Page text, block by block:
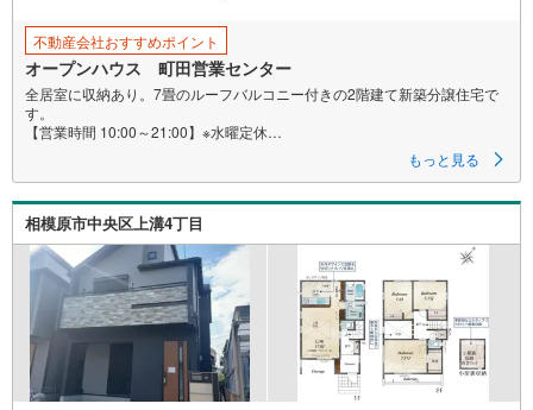
不動産会社おすすめポイント
オープンハウス 町田営業センター
全居室に収納あり。7畳のルーフバルコニー付きの2階建て新築分譲住宅で
す。
【営業時間 10:00～21:00】※水曜定休
上記時間はお電話が繋がりやすくなっております。ぜひお気軽にご連絡く
現地を見学される場合は「室内・現地を見学する（無料）」ボタンより
ご希望の日時をご記入いただけますとスムーズにご案内が可能です。
◎現地のご案内について
・平日や夜遅い時間帯もご案内が可能 ※定休日を除く
・経験豊富なスタッフが物件詳細を丁寧にご説明いたします。
・車でご自宅や最寄り駅等、ご指定の場所まで送迎します。
・チャイルドシートのご用意ございます。
◎個別FP相談会 無料
物件のご紹介だけでなく住宅ローン・資金のご相談、
まずは家探しについて話を聞きたいという方も大歓迎です！
もっと見る
相模原市中央区上溝4丁目